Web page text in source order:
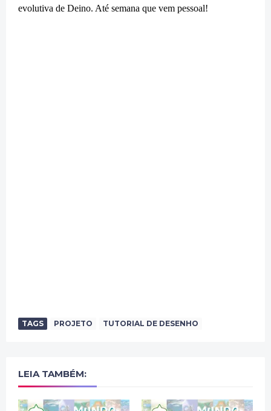
evolutiva de Deino. Até semana que vem pessoal!
TAGS PROJETO TUTORIAL DE DESENHO
LEIA TAMBÉM: